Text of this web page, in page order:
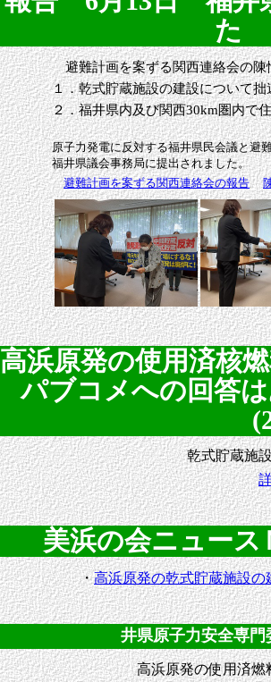
た
避難計画を案ずる関西連絡会の陳
１．乾式貯蔵施設の建設について
２．福井県内及び関西30km圏内で
原子力発電に反対する福井県民会議と避
福井県議会事務局に提出されました。
避難計画を案ずる関西連絡会の報告
高浜原発の使用済核
パブコメへの回答
乾式貯蔵施設
美浜の会ニュー
・高浜原発の乾式貯蔵施設
井県原子力安全専門
高浜原発の使用済燃